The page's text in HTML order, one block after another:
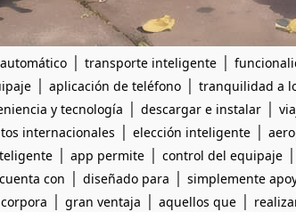
| transporte inteligente |
| aplicación de teléfono | tranquilidad a
y tecnología | descargar e instalar |
internacionales | elección inteligente |
| app permite | control del equipaje |
cuenta con | diseñado para | simplemente
| gran ventaja | aquellos que |